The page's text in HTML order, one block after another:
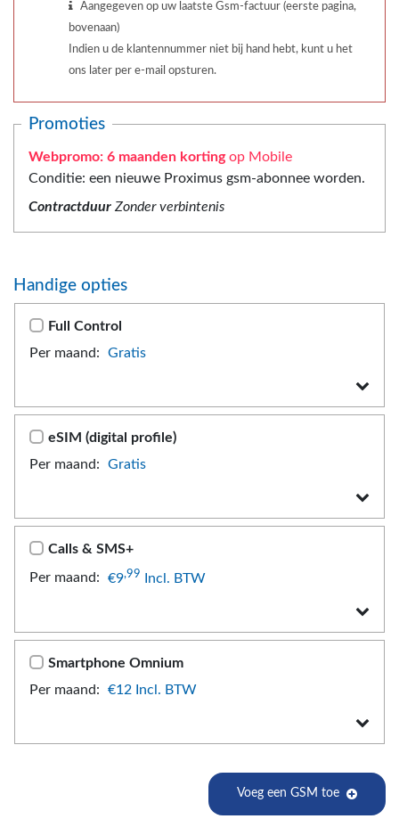
Aangegeven op uw laatste Gsm-factuur (eerste pagina,
bovenaan)
Indien u de klantennummer niet bij hand hebt, kunt u het
ons later per e-mail opsturen.
Promoties
Webpromo: 6 maanden kortingop Mobile
Conditie: een nieuwe Proximus gsm-abonnee worden.
Contractduur Zonder verbintenis
Handige opties
Full Control
Per maand:
Gratis
eSIM (digital profile)
Per maand:
Gratis
Calls & SMS+
Per maand: €9,99 Incl. BTW
Smartphone Omnium
Per maand:
€12 Incl. BTW
Voeg een GSM toe